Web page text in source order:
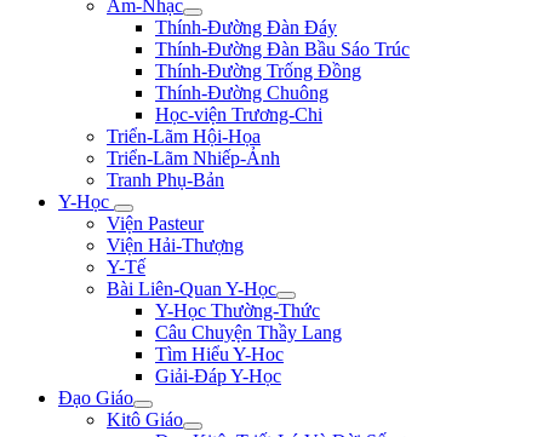
Âm-Nhạc
Thính-Đường Đàn Đáy
Thính-Đường Đàn Bầu Sáo Trúc
Thính-Đường Trống Đồng
Thính-Đường Chuông
Học-viện Trương-Chi
Triển-Lãm Hội-Họa
Triển-Lãm Nhiếp-Ảnh
Tranh Phụ-Bản
Y-Học
Viện Pasteur
Viện Hải-Thượng
Y-Tế
Bài Liên-Quan Y-Học
Y-Học Thường-Thức
Câu Chuyện Thầy Lang
Tìm Hiểu Y-Hoc
Giải-Đáp Y-Học
Đạo Giáo
Kitô Giáo